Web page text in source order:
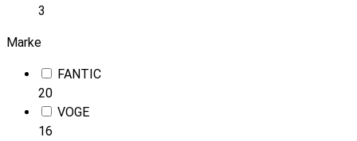
3
Marke
FANTIC
20
VOGE
16